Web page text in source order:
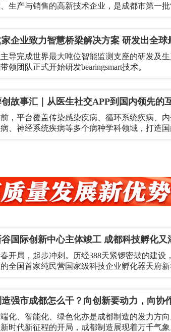
生产与销售的高新技术企业，是成都市第一批
企业致力智慧桥梁解决方案 研发出全
导完成世界最大吨位智能监测支座的研发及
领团队正式开始研发bearingsmart技术。
故事汇｜从医生社交APP到国内领先的
前，平台覆盖传染感染疾病、循环系统疾病、
、神经系统疾病等多个病种学科领域，打造国
国际创新中心主体竣工 成都科技孵化又
开局，起步冲刺。历经388天紧锣密鼓的建设
的全国首家纯民营国家级科技企业孵化器天府
强市成都怎么干？向创新要动力，向协
化、智能化、绿色化亦是成都制造的发力方向
时代新征程的开局，成都制造展现着万千气象